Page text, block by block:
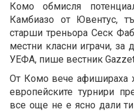
Комо обмисля
Камбиазо от Ювентус,
старши треньора Сеск
местни класни играчи, за
УЕФА, пише вестник
От Комо вече афишираха
европейските турнири
все още не е ясно дали